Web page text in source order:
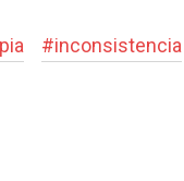
#inconsistencia